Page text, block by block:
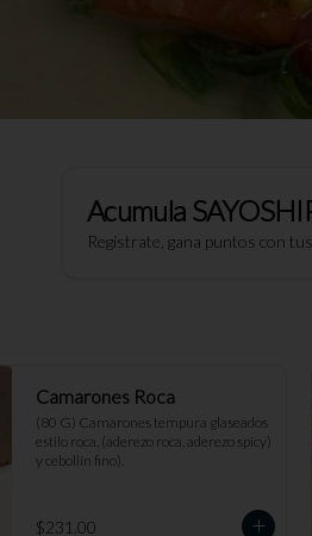
Acumula
Regístrate, gana puntos con
Camarones Roca
(80 G) Camarones tempura glaseados
estilo roca, (aderezo roca, aderezo spicy)
y cebollín fino).
$231.00